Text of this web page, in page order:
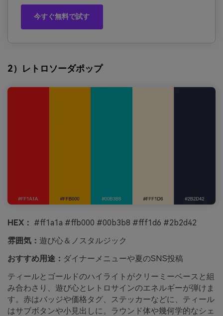
今すぐ無料で試す
2）レトロソーダポップ
HEX： #ff1a1a #ffb000 #00b3b8 #fff1d6 #2b2d42
雰囲気： 遊び心＆ノスタルジック
おすすめ用途： ダイナーメニューや夏のSNS投稿
ティールとゴールドのハイライトがクリーミーベースと組
み合わさり、遊び心とレトロサインのエネルギーが弾けま
す。赤はバッジや価格タグ、ステッカーなどに、ティール
はサブボタンや小見出しに。ラウンド体や幾何学的なシェ